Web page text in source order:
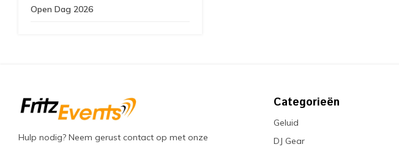
Open Dag 2026
Hulp nodig? Neem gerust contact op met onze
Categorieën
Geluid
DJ Gear